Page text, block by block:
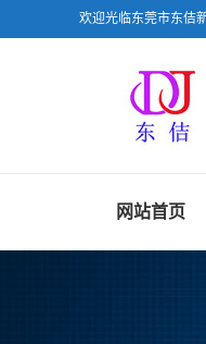
欢迎光临东莞市东佶
网站首页